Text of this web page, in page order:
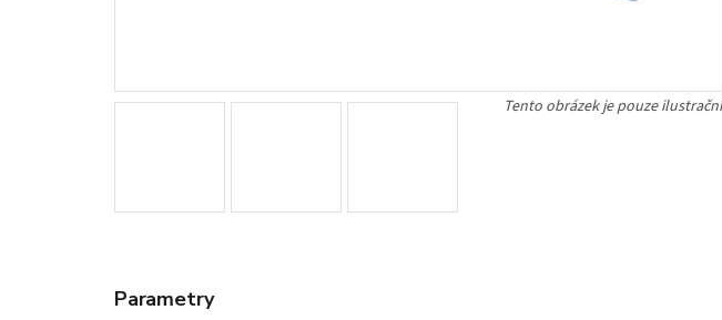
Parametry